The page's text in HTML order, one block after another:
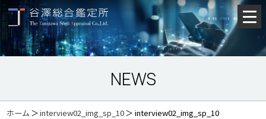
NEWS
ホーム ＞interview02_img_sp_10＞ interview02_img_sp_10